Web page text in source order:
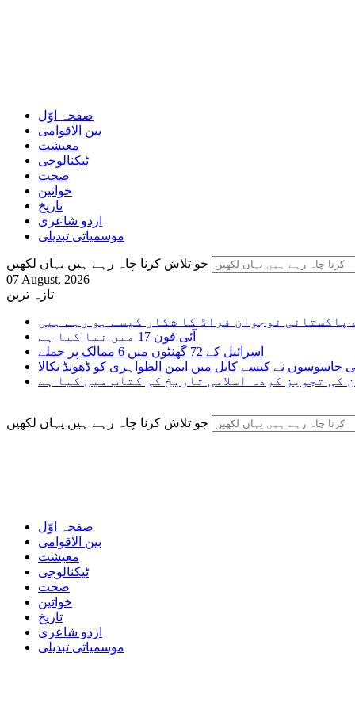
صفحہ اوّل
بین الاقوامی
معیشت
ٹیکنالوجی
صحت
خواتین
تاریخ
اردو شاعری
موسمیاتی تبدیلی
جو تلاش کرنا چاہ رہے ہیں یہاں لکھیں
07 August, 2026
تازہ ترین
پاکستانی نوجوان فراڈ کا شکار کیسے ہو رہے ہیں
آئی فون 17 میں نیا کیا ہے
اسرائیل کے 72 گھنٹوں میں 6 ممالک پر حملے
جاسوسوں نے کیسے کابل میں ایمن الظواہری کو ڈھونڈ نکالا
کی تجویز کردہ اسلامی تاریخ کی کتاب میں کیا ہے
جو تلاش کرنا چاہ رہے ہیں یہاں لکھیں
صفحہ اوّل
بین الاقوامی
معیشت
ٹیکنالوجی
صحت
خواتین
تاریخ
اردو شاعری
موسمیاتی تبدیلی